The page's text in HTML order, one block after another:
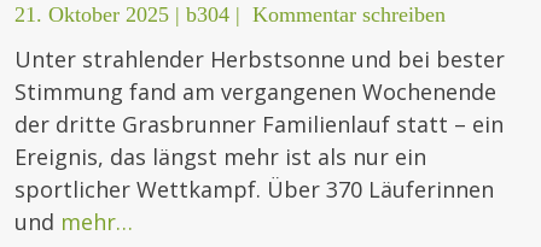
21. Oktober 2025 | b304 | Kommentar schreiben
Unter strahlender Herbstsonne und bei bester
Stimmung fand am vergangenen Wochenende
der dritte Grasbrunner Familienlauf statt – ein
Ereignis, das längst mehr ist als nur ein
sportlicher Wettkampf. Über 370 Läuferinnen
und mehr…